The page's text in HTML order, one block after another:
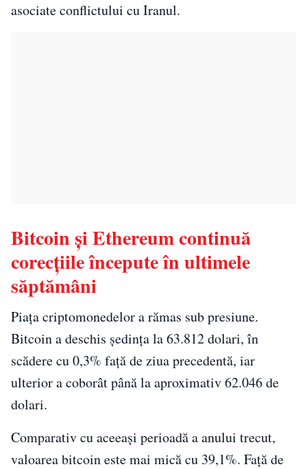
asociate conflictului cu Iranul.
Bitcoin și Ethereum continuă
corecțiile începute în ultimele
săptămâni
Piața criptomonedelor a rămas sub presiune.
Bitcoin a deschis ședința la 63.812 dolari, în
scădere cu 0,3% față de ziua precedentă, iar
ulterior a coborât până la aproximativ 62.046 de
dolari.
Comparativ cu aceeași perioadă a anului trecut,
valoarea bitcoin este mai mică cu 39,1%. Față de